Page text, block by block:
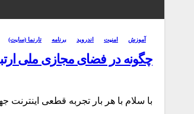
آموزش امنیت اندروید برنامه تارنما (سایت)
چگونه در فضای مجازی ملی
با سلام با هر بار تجربه قطعی